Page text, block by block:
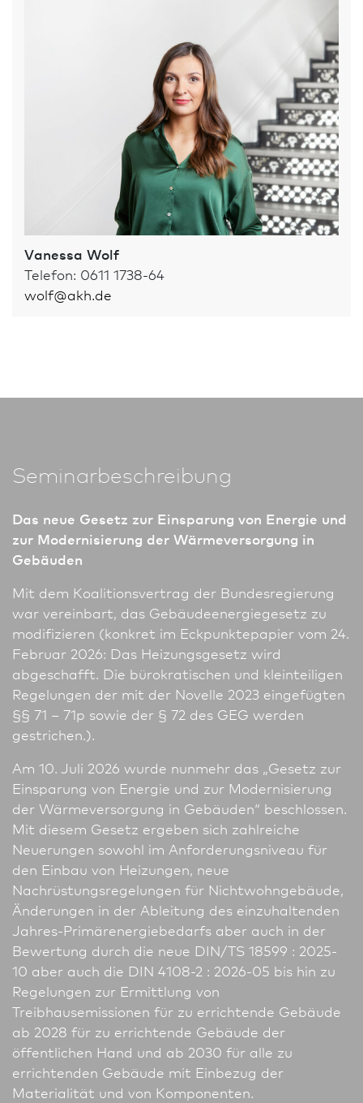
Vanessa Wolf
Telefon: 0611 1738-64
wolf@akh.de
Seminarbeschreibung
Das neue Gesetz zur Einsparung von Energie und
zur Modernisierung der Wärmeversorgung in
Gebäuden
Mit dem Koalitionsvertrag der Bundes­regierung
war vereinbart, das Gebäudeenergiegesetz zu
modifizieren (konkret im Eckpunktepapier vom 24.
Februar 2026: Das Heizungsgesetz wird
abgeschafft. Die bürokratischen und kleinteiligen
Regelungen der mit der Novelle 2023 eingefügten
§§ 71 – 71p sowie der § 72 des GEG werden
gestrichen.).
Am 10. Juli 2026 wurde nunmehr das „Gesetz zur
Einsparung von Energie und zur Modernisierung
der Wärmeversorgung in Gebäuden“ beschlossen.
Mit diesem Gesetz ergeben sich zahlreiche
Neuerungen sowohl im Anforderungsniveau für
den Einbau von Heizungen, neue
Nachrüstungsregelungen für Nichtwohngebäude,
Änderungen in der Ableitung des einzuhaltenden
Jahres-Primärenergiebedarfs aber auch in der
Bewertung durch die neue DIN/TS 18599 : 2025-
10 aber auch die DIN 4108-2 : 2026-05 bis hin zu
Regelungen zur Ermittlung von
Treibhausemissionen für zu errichtende Gebäude
ab 2028 für zu errichtende Gebäude der
öffentlichen Hand und ab 2030 für alle zu
errichtenden Gebäude mit Einbezug der
Materialität und von Komponenten.